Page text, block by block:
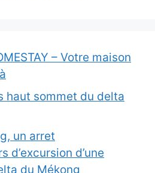
– Votre maison
haut sommet du delta
un arret
d’excursion d’une
du Mékong